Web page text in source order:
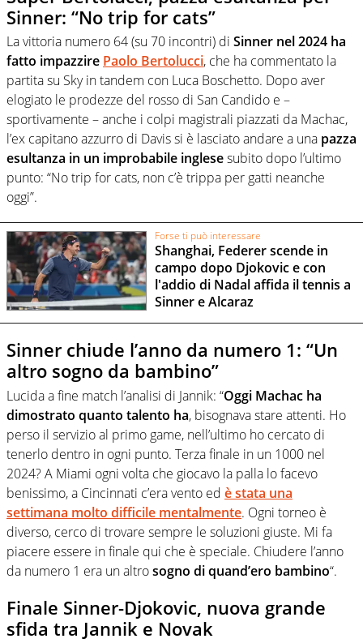
Sinner: “No trip for cats”
La vittoria numero 64 (su 70 incontri) di Sinner nel 2024 ha
fatto impazzire Paolo Bertolucci, che ha commentato la
partita su Sky in tandem con Luca Boschetto. Dopo aver
elogiato le prodezze del rosso di San Candido e –
sportivamente – anche i colpi magistrali piazzati da Machac,
l’ex capitano azzurro di Davis si è lasciato andare a una pazza
esultanza in un improbabile inglesesubito dopo l’ultimo
punto: “No trip for cats, non c’è trippa per gatti neanche
oggi”.
Forse ti può interessare
Shanghai, Federer scende in
campo dopo Djokovic e con
l'addio di Nadal affida il tennis a
Sinner e Alcaraz
Sinner chiude l’anno da numero 1: “Un
altro sogno da bambino”
Lucida a fine match l’analisi di Jannik: “Oggi Machac ha
dimostrato quanto talento ha, bisognava stare attenti. Ho
perso il servizio al primo game, nell’ultimo ho cercato di
tenerlo dentro in ogni punto. Terza finale in un 1000 nel
2024? A Miami ogni volta che giocavo la palla lo facevo
benissimo, a Cincinnati c’era vento ed è stata una
settimana molto difficile mentalmente. Ogni torneo è
diverso, cerco di trovare sempre le soluzioni giuste. Mi fa
piacere essere in finale qui che è speciale. Chiudere l’anno
da numero 1 era un altrosogno di quand’ero bambino“.
Finale Sinner-Djokovic, nuova grande
sfida tra Jannik e Novak